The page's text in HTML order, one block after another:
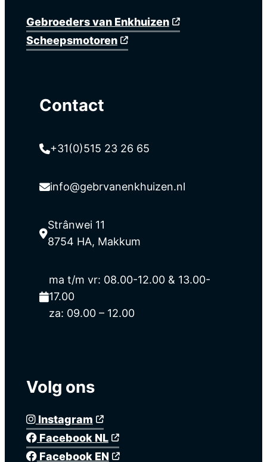
Gebroeders van Enkhuizen
Scheepsmotoren
Contact
+31(0)515 23 26 65
info@gebrvanenkhuizen.nl
Strânwei 11
8754 HA, Makkum
ma t/m vr: 08.00-12.00 & 13.00-
17.00
za: 09.00 – 12.00
Volg ons
Instagram
Facebook NL
Facebook EN